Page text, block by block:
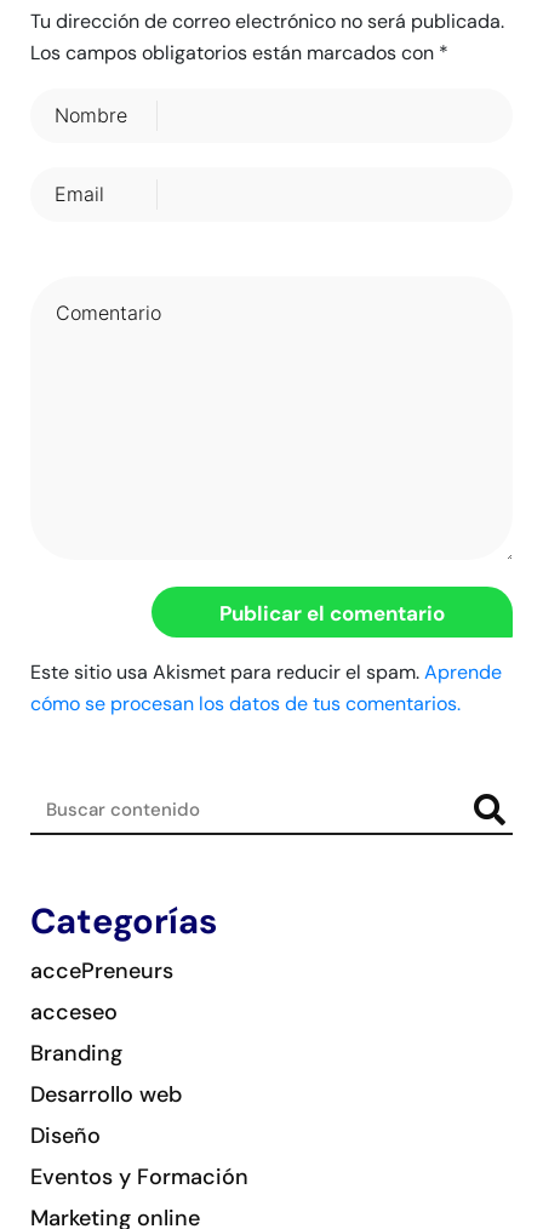
Tu dirección de correo electrónico no será publicada.
Los campos obligatorios están marcados con *
Nombre
Email
Este sitio usa Akismet para reducir el spam.Aprende
cómo se procesan los datos de tus comentarios.
Categorías
accePreneurs
acceseo
Branding
Desarrollo web
Diseño
Eventos y Formación
Marketing online